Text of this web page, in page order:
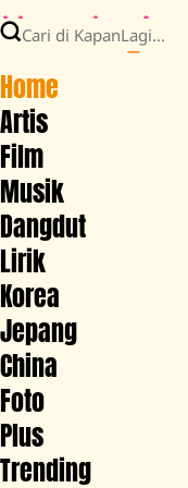
Home
Artis
Film
Musik
Dangdut
Lirik
Korea
Jepang
China
Foto
Plus
Trending